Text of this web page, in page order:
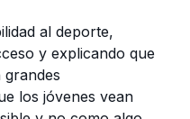
al deporte,
y explicando que
los jóvenes vean